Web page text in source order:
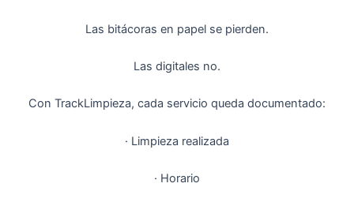
Las bitácoras en papel se pierden.
Las digitales no.
Con TrackLimpieza, cada servicio queda documentado:
· Limpieza realizada
· Horario